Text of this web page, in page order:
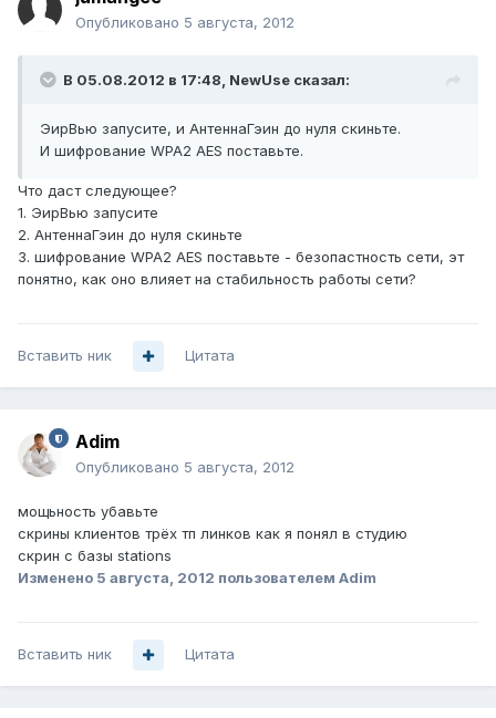
Опубликовано 5 августа, 2012
В 05.08.2012 в 17:48, NewUse сказал:
ЭирВью запусите, и АнтеннаГэин до нуля скиньте.
И шифрование WPA2 AES поставьте.
Что даст следующее?
1. ЭирВью запусите
2. АнтеннаГэин до нуля скиньте
3. шифрование WPA2 AES поставьте - безопастность сети, эт
понятно, как оно влияет на стабильность работы сети?
Вставить ник Цитата
Adim
Опубликовано 5 августа, 2012
мощьность убавьте
скрины клиентов трёх тп линков как я понял в студию
скрин с базы stations
Изменено 5 августа, 2012 пользователем Adim
Вставить ник Цитата